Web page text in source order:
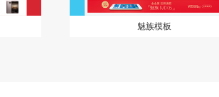
魅族模板